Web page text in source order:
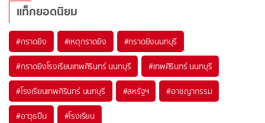
แท็กยอดนิยม
#กราดยิง #เหตุกราดยิง #กราดยิงนนทบุรี
#กราดยิงโรงเรียนเทพศิรินทร์ นนทบุรี #เทพศิรินทร์ นนทบุรี
#โรงเรียนเทพศิรินทร์ นนทบุรี #สหรัฐฯ #อาชญากรรม
#อาวุธปืน #โรงเรียน